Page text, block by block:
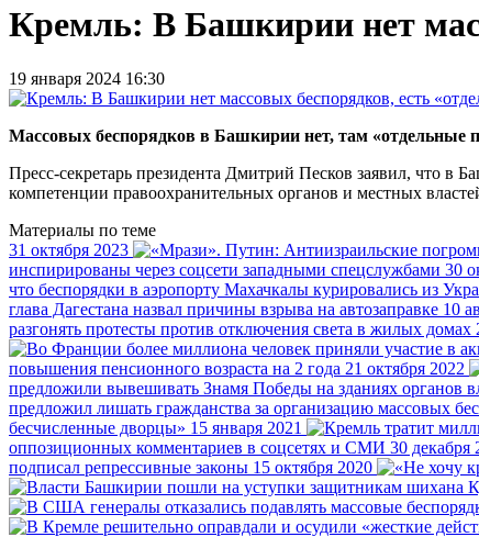
Кремль: В Башкирии нет
19 января 2024 16:30
Массовых беспорядков в Башкирии нет, там «отдельные
Пресс-секретарь президента Дмитрий Песков заявил, что в
компетенции правоохранительных органов и местных
Материалы по теме
31 октября 2023
инспирированы через соцсети западными спецслужбами 30
что беспорядки в аэропорту Махачкалы курировались из
глава Дагестана назвал причины взрыва на автозаправке 10
разгонять протесты против отключения света в жилых домах
повышения пенсионного возраста на 2 года 21 октября 2022
предложили вывешивать Знамя Победы на зданиях органов
предложил лишать гражданства за организацию массовых
бесчисленные дворцы» 15 января 2021
оппозиционных комментариев в соцсетях и СМИ 30 декабря
подписал репрессивные законы 15 октября 2020